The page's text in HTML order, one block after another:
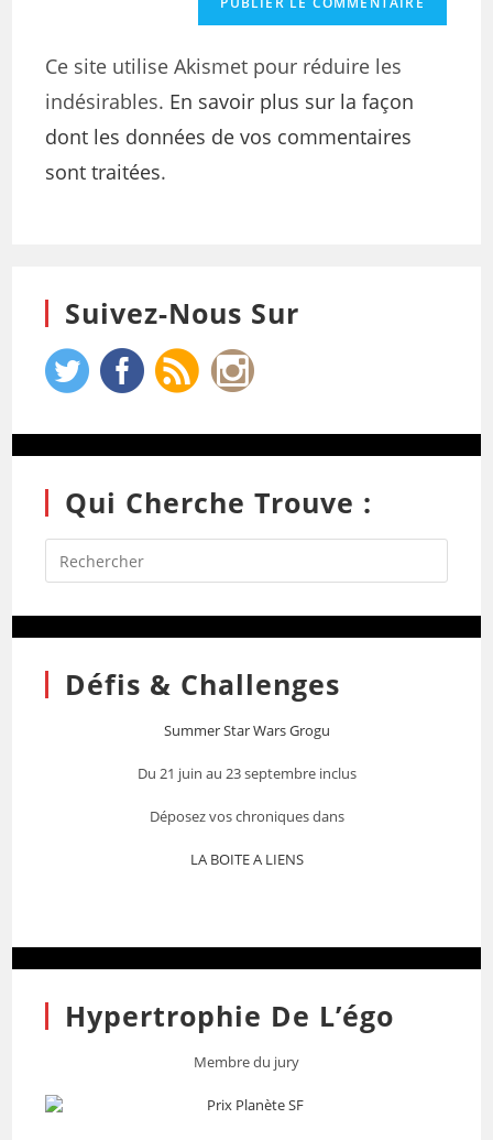
Ce site utilise Akismet pour réduire les
indésirables. En savoir plus sur la façon
dont les données de vos commentaires
sont traitées.
Suivez-Nous Sur
Qui Cherche Trouve :
Défis & Challenges
Summer Star Wars Grogu
Du 21 juin au 23 septembre inclus
Déposez vos chroniques dans
LA BOITE A LIENS
Hypertrophie De L’égo
Membre du jury